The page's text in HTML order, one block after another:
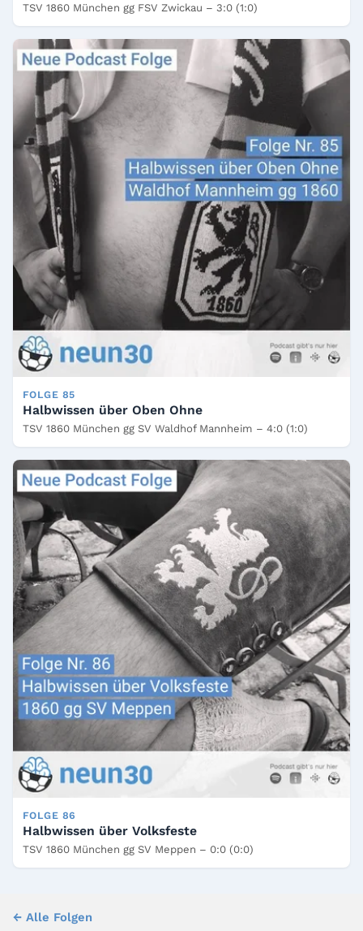
TSV 1860 München gg FSV Zwickau – 3:0 (1:0)
FOLGE 85
Halbwissen über Oben Ohne
TSV 1860 München gg SV Waldhof Mannheim – 4:0 (1:0)
FOLGE 86
Halbwissen über Volksfeste
TSV 1860 München gg SV Meppen – 0:0 (0:0)
← Alle Folgen